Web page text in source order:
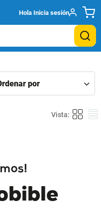
Hola Inicia sesión